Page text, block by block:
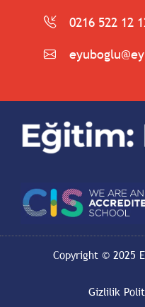
0216 522 12
Copyright © 2025
Gizlilik